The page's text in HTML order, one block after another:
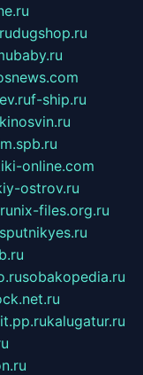
dugshop.ru
f-ship.ru
kinosvin.ru
online.com
ostrov.ru
nix-files.org.ru
sputnikyes.ru
sobakopedia.ru
kalugatur.ru